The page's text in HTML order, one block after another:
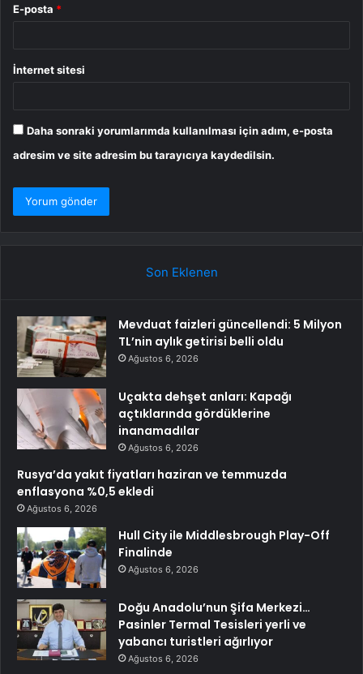
E-posta *
İnternet sitesi
Daha sonraki yorumlarımda kullanılması için adım, e-posta
adresim ve site adresim bu tarayıcıya kaydedilsin.
Son Eklenen
Mevduat faizleri güncellendi: 5 Milyon
TL’nin aylık getirisi belli oldu
Ağustos 6, 2026
Uçakta dehşet anları: Kapağı
açtıklarında gördüklerine
inanamadılar
Ağustos 6, 2026
Rusya’da yakıt fiyatları haziran ve temmuzda
enflasyona %0,5 ekledi
Ağustos 6, 2026
Hull City ile Middlesbrough Play-Off
Finalinde
Ağustos 6, 2026
Doğu Anadolu’nun Şifa Merkezi…
Pasinler Termal Tesisleri yerli ve
yabancı turistleri ağırlıyor
Ağustos 6, 2026